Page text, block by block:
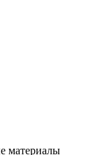
материалы